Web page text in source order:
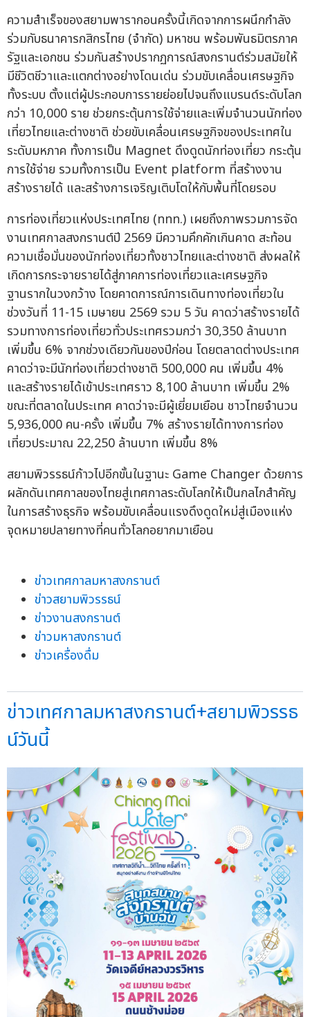
ความสำเร็จของสยามพารากอนครั้งนี้เกิดจากการผนึกกำลัง
ร่วมกับธนาคารกสิกรไทย (จำกัด) มหาชน พร้อมพันธมิตรภาค
รัฐและเอกชน ร่วมกันสร้างปรากฏการณ์สงกรานต์ร่วมสมัยให้
มีชีวิตชีวาและแตกต่างอย่างโดนเด่น ร่วมขับเคลื่อนเศรษฐกิจ
ทั้งระบบ ตั้งแต่ผู้ประกอบการรายย่อยไปจนถึงแบรนด์ระดับโลก
กว่า 10,000 ราย ช่วยกระตุ้นการใช้จ่ายและเพิ่มจำนวนนักท่อง
เที่ยวไทยและต่างชาติ ช่วยขับเคลื่อนเศรษฐกิจของประเทศใน
ระดับมหภาค ทั้งการเป็น Magnet ดึงดูดนักท่องเที่ยว กระตุ้น
การใช้จ่าย รวมทั้งการเป็น Event platform ที่สร้างงาน
สร้างรายได้ และสร้างการเจริญเติบโตให้กับพื้นที่โดยรอบ
การท่องเที่ยวแห่งประเทศไทย (ททท.) เผยถึงภาพรวมการจัด
งานเทศกาลสงกรานต์ปี 2569 มีความคึกคักเกินคาด สะท้อน
ความเชื่อมั่นของนักท่องเที่ยวทั้งชาวไทยและต่างชาติ ส่งผลให้
เกิดการกระจายรายได้สู่ภาคการท่องเที่ยวและเศรษฐกิจ
ฐานรากในวงกว้าง โดยคาดการณ์การเดินทางท่องเที่ยวใน
ช่วงวันที่ 11-15 เมษายน 2569 รวม 5 วัน คาดว่าสร้างรายได้
รวมทางการท่องเที่ยวทั่วประเทศรวมกว่า 30,350 ล้านบาท
เพิ่มขึ้น 6% จากช่วงเดียวกันของปีก่อน โดยตลาดต่างประเทศ
คาดว่าจะมีนักท่องเที่ยวต่างชาติ 500,000 คน เพิ่มขึ้น 4%
และสร้างรายได้เข้าประเทศราว 8,100 ล้านบาท เพิ่มขึ้น 2%
ขณะที่ตลาดในประเทศ คาดว่าจะมีผู้เยี่ยมเยือน ชาวไทยจำนวน
5,936,000 คน-ครั้ง เพิ่มขึ้น 7% สร้างรายได้ทางการท่อง
เที่ยวประมาณ 22,250 ล้านบาท เพิ่มขึ้น 8%
สยามพิวรรธน์ก้าวไปอีกขั้นในฐานะ Game Changer ด้วยการ
ผลักดันเทศกาลของไทยสู่เทศกาลระดับโลกให้เป็นกลไกสำคัญ
ในการสร้างธุรกิจ พร้อมขับเคลื่อนแรงดึงดูดใหม่สู่เมืองแห่ง
จุดหมายปลายทางที่คนทั่วโลกอยากมาเยือน
ข่าวเทศกาลมหาสงกรานต์
ข่าวสยามพิวรรธน์
ข่าวงานสงกรานต์
ข่าวมหาสงกรานต์
ข่าวเครื่องดื่ม
ข่าวเทศกาลมหาสงกรานต์+สยามพิวรรธ
น์วันนี้